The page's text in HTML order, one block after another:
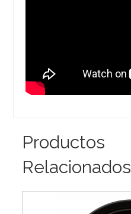
Productos
Relacionados